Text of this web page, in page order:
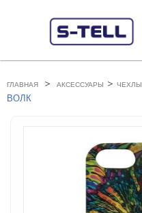
ГЛАВНАЯ > АКСЕССУАРЫ > ЧЕХЛЫ
ВОЛК